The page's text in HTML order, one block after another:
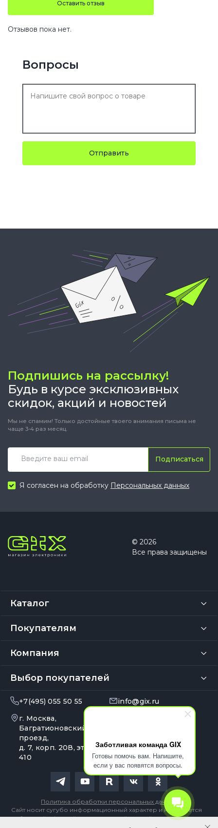
Заботливая команда GIX
Готовы помочь вам. Напишите,
если у вас появятся вопросы.
Оставить отзыв
Отзывов пока нет.
Вопросы
Отправить
Подпишись на рассылку!
Будь в курсе эксклюзивных
скидок, акций и новостей
Мы не спамим! Только достойные твоего внимания письма не
чаще 3-4 раз месяц.
Подписаться
Я согласен на обработку Персональных данных
© 2026
Все права защищены
Каталог
Покупателям
Компания
Выбор покупателей
+7(495) 055 50 55
info@gix.ru
г. Москва,
Багратионовский
проезд,
д. 7, корп. 20В, эт. 4, оф.
410
Сайт носит сугубо информационный характер и не является
публичной офертой, определяемой Статьей 437 (2) ГК РФ
Политика обработки персональных данных